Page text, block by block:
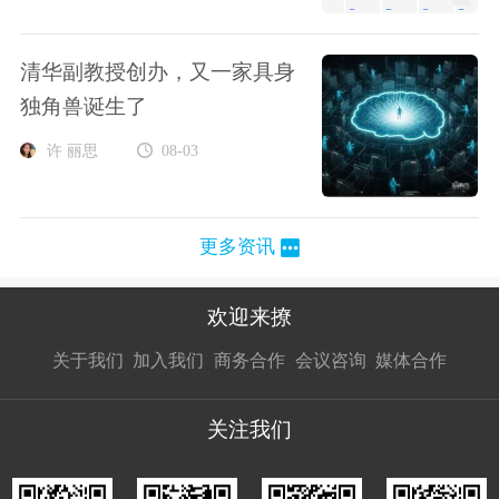
清华副教授创办，又一家具身
独角兽诞生了
许 丽思 08-03
更多资讯
欢迎来撩
关于我们 加入我们
接扔简历
商务合作
接开聊
会议咨询 媒体合作
接开聊
关注我们